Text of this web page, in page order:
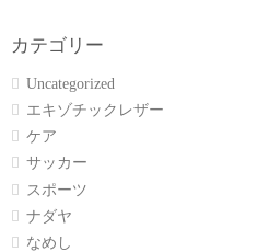
カテゴリー
Uncategorized
エキゾチックレザー
ケア
サッカー
スポーツ
ナダヤ
なめし